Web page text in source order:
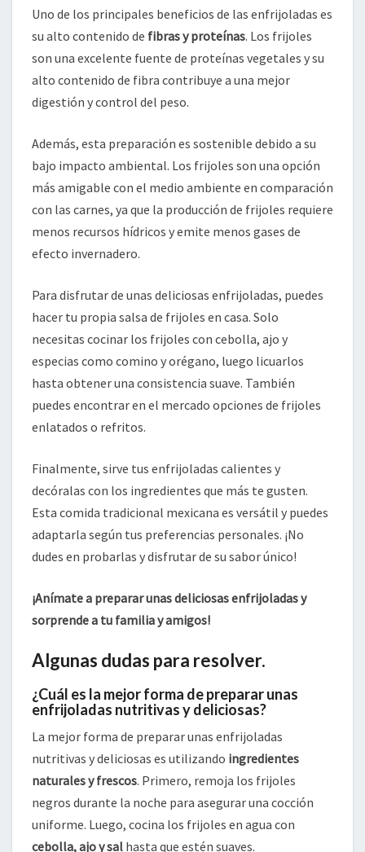
Uno de los principales beneficios de las enfrijoladas es
su alto contenido de fibras y proteínas. Los frijoles
son una excelente fuente de proteínas vegetales y su
alto contenido de fibra contribuye a una mejor
digestión y control del peso.
Además, esta preparación es sostenible debido a su
bajo impacto ambiental. Los frijoles son una opción
más amigable con el medio ambiente en comparación
con las carnes, ya que la producción de frijoles requiere
menos recursos hídricos y emite menos gases de
efecto invernadero.
Para disfrutar de unas deliciosas enfrijoladas, puedes
hacer tu propia salsa de frijoles en casa. Solo
necesitas cocinar los frijoles con cebolla, ajo y
especias como comino y orégano, luego licuarlos
hasta obtener una consistencia suave. También
puedes encontrar en el mercado opciones de frijoles
enlatados o refritos.
Finalmente, sirve tus enfrijoladas calientes y
decóralas con los ingredientes que más te gusten.
Esta comida tradicional mexicana es versátil y puedes
adaptarla según tus preferencias personales. ¡No
dudes en probarlas y disfrutar de su sabor único!
¡Anímate a preparar unas deliciosas enfrijoladas y
sorprende a tu familia y amigos!
Algunas dudas para resolver.
¿Cuál es la mejor forma de preparar unas
enfrijoladas nutritivas y deliciosas?
La mejor forma de preparar unas enfrijoladas
nutritivas y deliciosas es utilizando ingredientes
naturales y frescos. Primero, remoja los frijoles
negros durante la noche para asegurar una cocción
uniforme. Luego, cocina los frijoles en agua con
cebolla, ajo y sal hasta que estén suaves.